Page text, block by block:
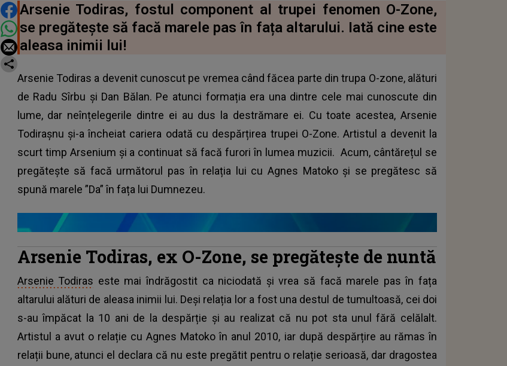
DISTRIBUIE ARTICOLUL
Arsenie Todiras, fostul component al trupei fenomen O-Zone,
se pregătește să facă marele pas în fața altarului. Iată cine este
aleasa inimii lui!
Arsenie Todiras a devenit cunoscut pe vremea când făcea parte din trupa O-zone, alături
de Radu Sîrbu și Dan Bălan. Pe atunci formația era una dintre cele mai cunoscute din
lume, dar neînțelegerile dintre ei au dus la destrămare ei. Cu toate acestea, Arsenie
Todirașnu și-a încheiat cariera odată cu despărțirea trupei O-Zone. Artistul a devenit la
scurt timp Arsenium și a continuat să facă furori în lumea muzicii. Acum, cântărețul se
pregătește să facă următorul pas în relația lui cu Agnes Matoko și se pregătesc să
spună marele ”Da” în fața lui Dumnezeu.
Arsenie Todiras, ex O-Zone, se pregătește de nuntă
Arsenie Todiras este mai îndrăgostit ca niciodată și vrea să facă marele pas în fața
altarului alături de aleasa inimii lui. Deși relația lor a fost una destul de tumultoasă, cei doi
s-au împăcat la 10 ani de la despărție și au realizat că nu pot sta unul fără celălalt.
Artistul a avut o relație cu Agnes Matoko în anul 2010, iar după despărțire au rămas în
relații bune, atunci el declara că nu este pregătit pentru o relație serioasă, dar dragostea